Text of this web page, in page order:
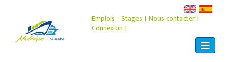
Emplois - Stages | Nous contacter |
Connexion |
Toggle